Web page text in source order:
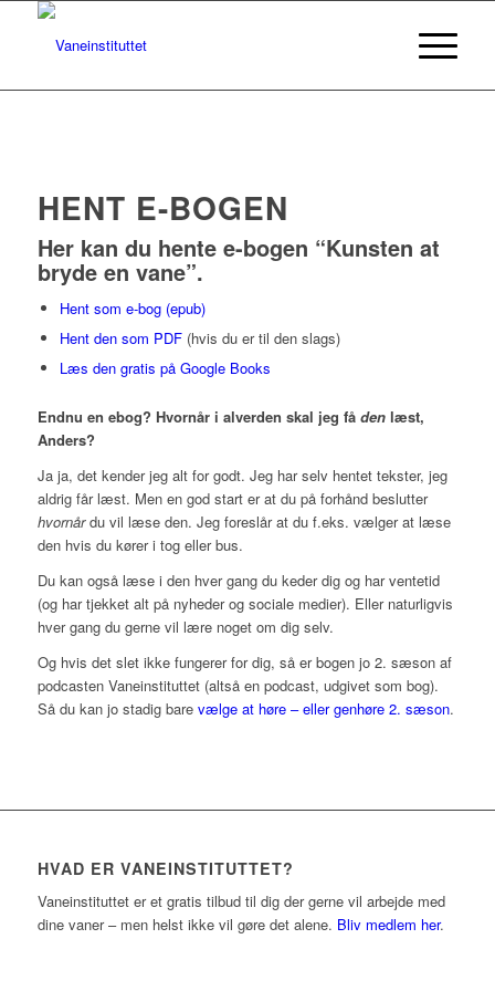
HENT E-BOGEN
Her kan du hente e-bogen “Kunsten at
bryde en vane”.
Hent som e-bog (epub)
Hent den som PDF(hvis du er til den slags)
Læs den gratis på Google Books
Endnu en ebog? Hvornår i alverden skal jeg få den læst,
Anders?
Ja ja, det kender jeg alt for godt. Jeg har selv hentet tekster, jeg
aldrig får læst. Men en god start er at du på forhånd beslutter
hvornårdu vil læse den. Jeg foreslår at du f.eks. vælger at læse
den hvis du kører i tog eller bus.
Du kan også læse i den hver gang du keder dig og har ventetid
(og har tjekket alt på nyheder og sociale medier). Eller naturligvis
hver gang du gerne vil lære noget om dig selv.
Og hvis det slet ikke fungerer for dig, så er bogen jo 2. sæson af
podcasten Vaneinstituttet (altså en podcast, udgivet som bog).
Så du kan jo stadig bare vælge at høre – eller genhøre 2. sæson.
HVAD ER VANEINSTITUTTET?
Vaneinstituttet er et gratis tilbud til dig der gerne vil arbejde med
dine vaner – men helst ikke vil gøre det alene. Bliv medlem her.